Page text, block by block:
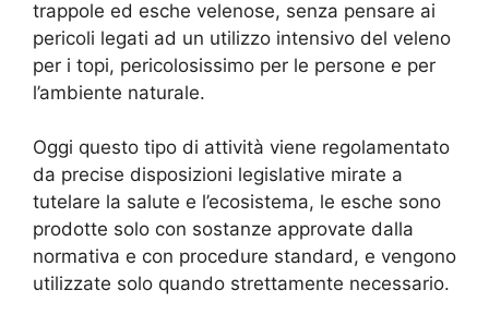
trappole ed esche velenose, senza pensare ai
pericoli legati ad un utilizzo intensivo del veleno
per i topi, pericolosissimo per le persone e per
l’ambiente naturale.
Oggi questo tipo di attività viene regolamentato
da precise disposizioni legislative mirate a
tutelare la salute e l’ecosistema, le esche sono
prodotte solo con sostanze approvate dalla
normativa e con procedure standard, e vengono
utilizzate solo quando strettamente necessario.